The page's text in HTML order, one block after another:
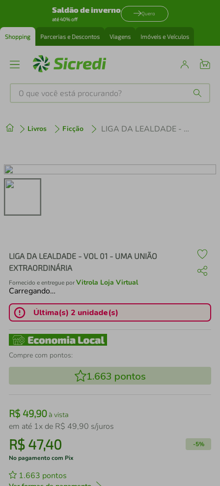
Saldão de inverno
até 40% off
Quero
Shopping Parcerias e Descontos Viagens Imóveis e Veículos
O que você está procurando?
Livros Ficção LIGA DA LEALDADE - VOL 01 - UMA UNIÃO EXTRAORDINÁRIA
LIGA DA LEALDADE - VOL 01 - UMA UNIÃO
EXTRAORDINÁRIA
Fornecido e entregue porVitrola Loja Virtual
Carregando…
Última(s) 2 unidade(s)
Compre com pontos:
1.663 pontos
R$ 49,90à vista
em até 1x de R$ 49,90 s/juros
R$ 47,40 -5%
No pagamento com Pix
1.663 pontos
2º cafeteira